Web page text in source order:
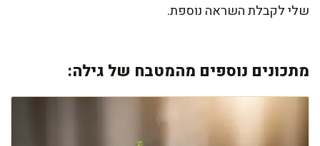
שלי לקבלת השראה נוספת.
מתכונים נוספים מהמטבח של גילה: